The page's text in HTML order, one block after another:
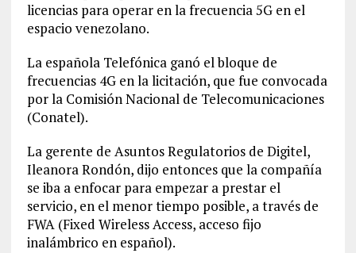
licencias para operar en la frecuencia 5G en el
espacio venezolano.
La española Telefónica ganó el bloque de
frecuencias 4G en la licitación, que fue convocada
por la Comisión Nacional de Telecomunicaciones
(Conatel).
La gerente de Asuntos Regulatorios de Digitel,
Ileanora Rondón, dijo entonces que la compañía
se iba a enfocar para empezar a prestar el
servicio, en el menor tiempo posible, a través de
FWA (Fixed Wireless Access, acceso fijo
inalámbrico en español).